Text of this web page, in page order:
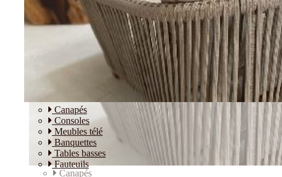
Canapés
Consoles
Meubles télé
Banquettes
Tables basses
Fauteuils
Canapés